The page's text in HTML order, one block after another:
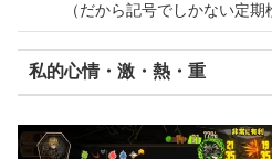
（だから記号でしかない定
私的心情・激・熱・重